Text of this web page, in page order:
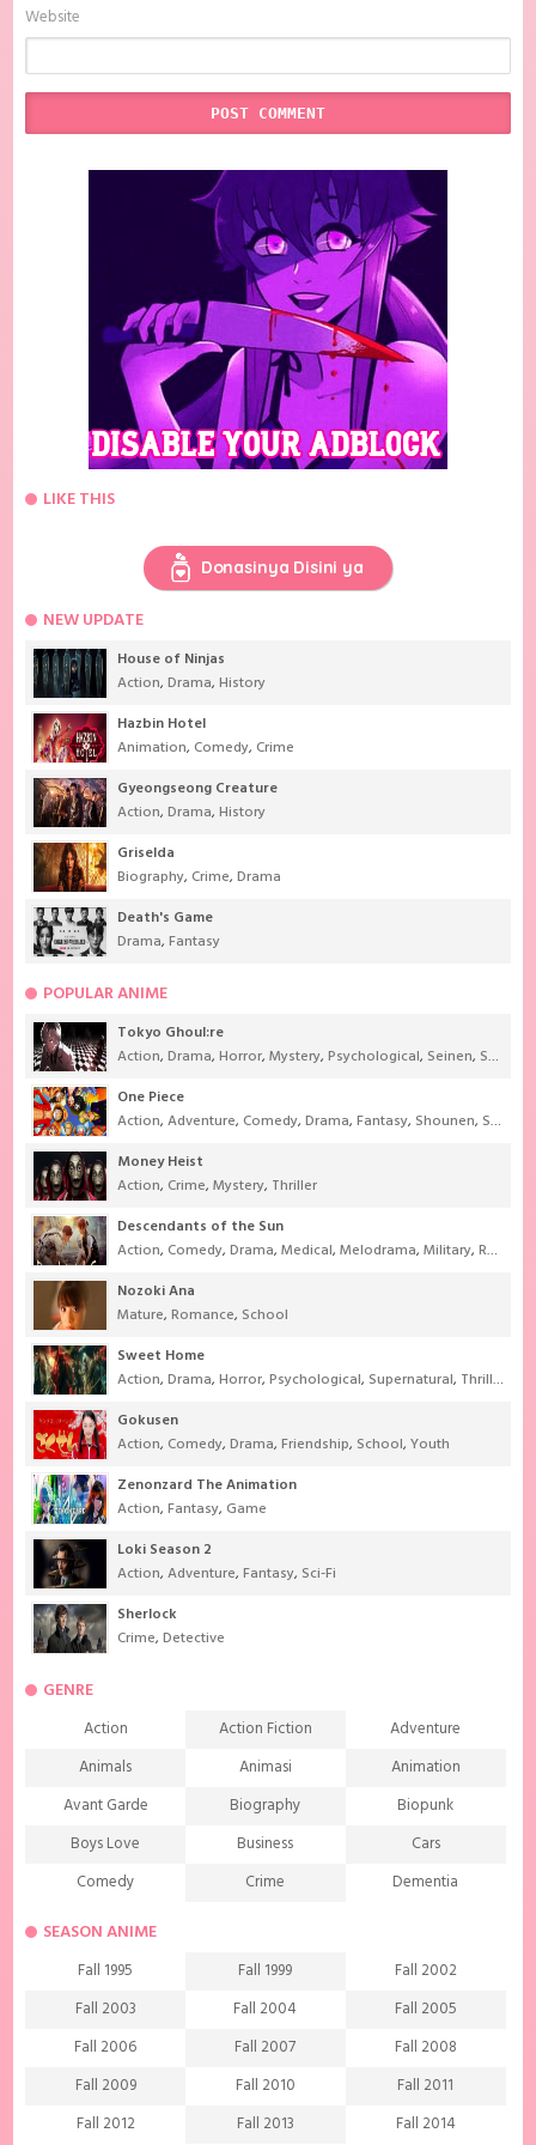
Website
LIKE THIS
Donasinya Disini ya
NEW UPDATE
House of Ninjas
Action,Drama,History
Hazbin Hotel
Animation, Comedy, Crime
Gyeongseong Creature
Action,Drama,History
Griselda
Biography, Crime,Drama
Death's Game
Drama,Fantasy
POPULAR ANIME
Tokyo Ghoul:re
Action,Drama,Horror,Mystery,Psychological, Seinen, Supernatural
One Piece
Action,Adventure, Comedy,Drama,Fantasy, Shounen, Super Power
Money Heist
Action, Crime,Mystery, Thriller
Descendants of the Sun
Action, Comedy,Drama,Medical,Melodrama,Military,Romance
Nozoki Ana
Mature,Romance, School
Sweet Home
Action,Drama,Horror,Psychological, Supernatural, Thriller
Gokusen
Action, Comedy,Drama,Friendship, School,Youth
Zenonzard The Animation
Action,Fantasy, Game
Loki Season 2
Action,Adventure,Fantasy, Sci-Fi
Sherlock
Crime,Detective
GENRE
Action Action Fiction
Adventure
Animals
Animasi
Animation
Avant Garde
Biography
Biopunk
Boys Love
Business
Cars
Comedy
Crime
Dementia
Demons
Drama
Ecchi
Extreme sports
Family
Fantasy
Food
Friendship
Game
Gourmet
Harem
Historical
History
Horror
Investigation
Josei
SEASON ANIME
Fall 1995 Fall 1999
Fall 2002
Fall 2003
Fall 2004
Fall 2005
Fall 2006
Fall 2007
Fall 2008
Fall 2009
Fall 2010
Fall 2011
Fall 2012
Fall 2013 Fall 2014